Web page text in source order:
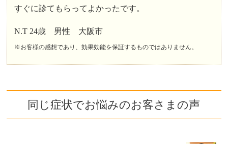
すぐに診てもらってよかったです。
N.T 24歳 男性 大阪市
※お客様の感想であり、効果効能を保証するものではありません。
同じ症状でお悩みのお客さまの声